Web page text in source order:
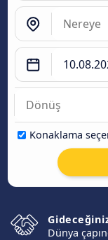
Konaklama
Dünya